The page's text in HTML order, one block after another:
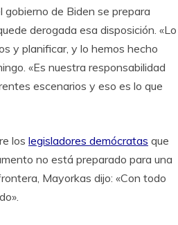
gobierno de Biden se prepara
derogada esa disposición. «Lo
y planificar, y lo hemos hecho
«Es nuestra responsabilidad
escenarios y eso es lo que
los legisladores demócratas que
no está preparado para una
Mayorkas dijo: «Con todo